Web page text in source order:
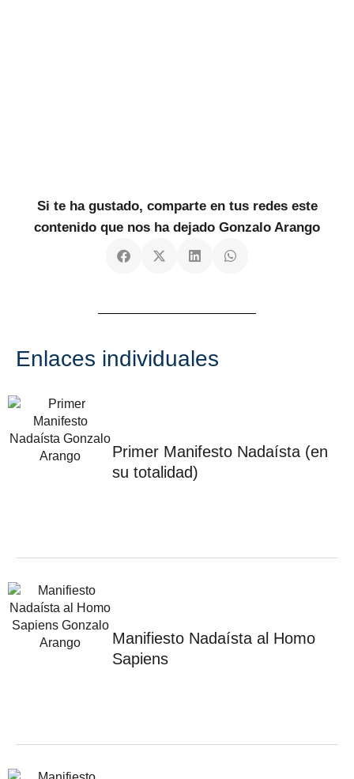
Si te ha gustado, comparte en tus redes este
contenido que nos ha dejado Gonzalo Arango
Enlaces individuales
Primer Manifesto Nadaísta (en
su totalidad)
Manifiesto Nadaísta al Homo
Sapiens